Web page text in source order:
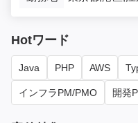
Hotワード
Java PHP AWS
インフラPM/PMO 開発